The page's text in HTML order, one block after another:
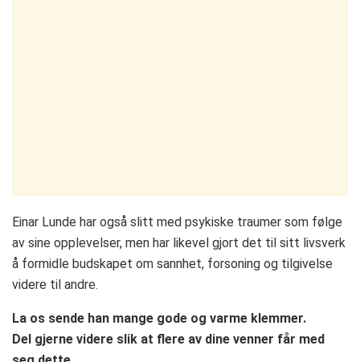
Einar Lunde har også slitt med psykiske traumer som følge
av sine opplevelser, men har likevel gjort det til sitt livsverk
å formidle budskapet om sannhet, forsoning og tilgivelse
videre til andre.
La os sende han mange gode og varme klemmer.
Del gjerne videre slik at flere av dine venner får med